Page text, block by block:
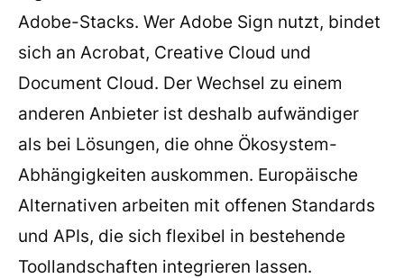
Adobe-Stacks. Wer Adobe Sign nutzt, bindet
sich an Acrobat, Creative Cloud und
Document Cloud. Der Wechsel zu einem
anderen Anbieter ist deshalb aufwändiger
als bei Lösungen, die ohne Ökosystem-
Abhängigkeiten auskommen. Europäische
Alternativen arbeiten mit offenen Standards
und APIs, die sich flexibel in bestehende
Toollandschaften integrieren lassen.